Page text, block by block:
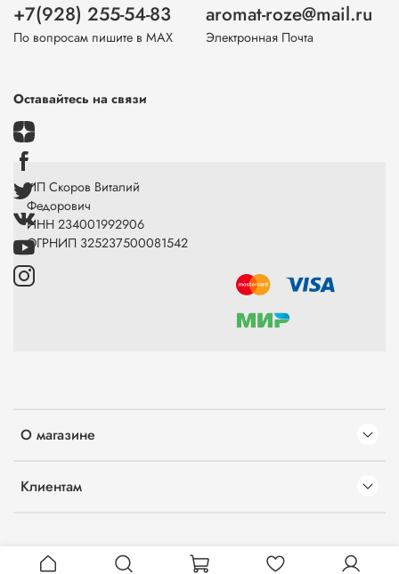
О магазине
Клиентам
+7(928) 255-54-83
По вопросам пишите в МАХ
aromat-roze@mail.ru
Электронная Почта
Оставайтесь на связи
ИП Скоров Виталий
Федорович
ИНН 234001992906
ОГРНИП 325237500081542